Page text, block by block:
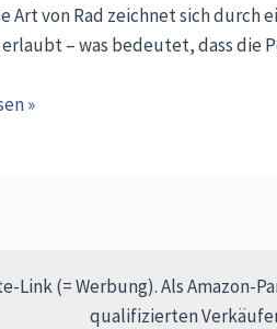
Art von Rad zeichnet sich
erlaubt – was bedeutet, dass die
»
Link (= Werbung). Als Amazon-
qualifizierten